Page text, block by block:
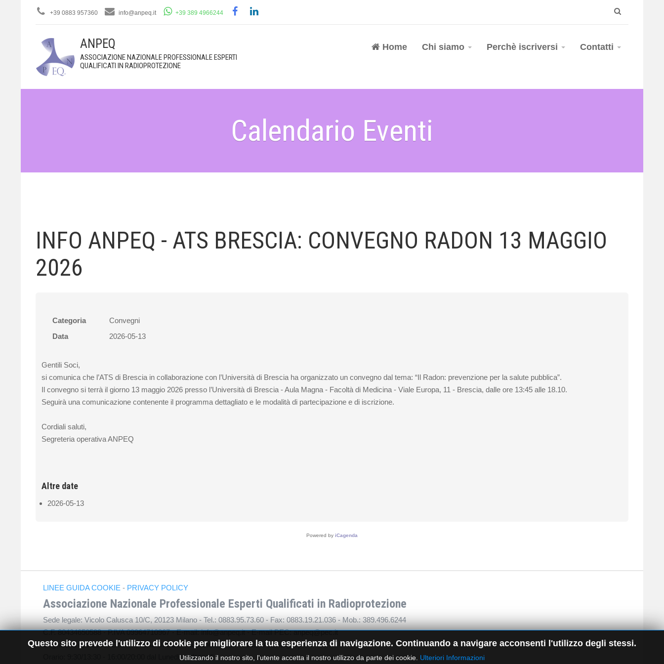
+39 0883 957360 info@anpeq.it +39 389 4966244
ANPEQ
ASSOCIAZIONE NAZIONALE PROFESSIONALE ESPERTI
QUALIFICATI IN RADIOPROTEZIONE
Home Chi siamo Perchè iscriversi Contatti
Calendario Eventi
INFO ANPEQ - ATS BRESCIA: CONVEGNO RADON 13 MAGGIO
2026
Categoria
Convegni
Data
2026-05-13
Gentili Soci,
si comunica che l’ATS di Brescia in collaborazione con l’Università di Brescia ha organizzato un convegno dal tema: “Il Radon: prevenzione per la salute pubblica”.
Il convegno si terrà il giorno 13 maggio 2026 presso l’Università di Brescia - Aula Magna - Facoltà di Medicina - Viale Europa, 11 - Brescia, dalle ore 13:45 alle 18.10.
Seguirà una comunicazione contenente il programma dettagliato e le modalità di partecipazione e di iscrizione.
Cordiali saluti,
Segreteria operativa ANPEQ
Altre date
2026-05-13
Powered by iCagenda
LINEE GUIDA COOKIE - PRIVACY POLICY
Associazione Nazionale Professionale Esperti Qualificati in Radioprotezione
Sede legale: Vicolo Calusca 10/C, 20123 Milano - Tel.: 0883.95.73.60 - Fax: 0883.19.21.036 - Mob.: 389.496.6244
C.F. 80434650588 - P.IVA 09964710967 - E-mail: info@anpeq.it - E-mail PEC: anpeq@pec.it
Segreteria operativa: Dott. Mariana Di Bari, Via Barletta, 367 - 76123 Andria (BT)
Orario: 9:30/13:30 - 16:00/20:00 dal Lunedì al Venerdì
Questo sito prevede l'utilizzo di cookie per migliorare la tua esperienza di navigazione. Continuando a navigare acconsenti l'utilizzo degli stessi.
Utilizzando il nostro sito, l'utente accetta il nostro utilizzo da parte dei cookie. Ulteriori Informazioni